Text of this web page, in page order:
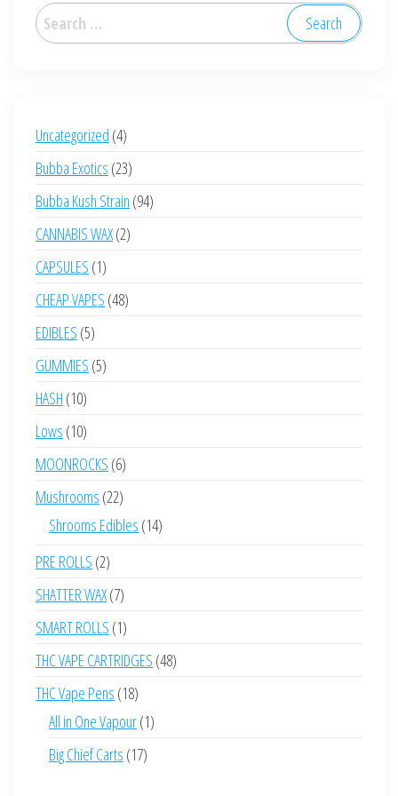
options
may
the
page
Search
for:
Uncategorized 44
products
Bubba Exotics 2323
products
Bubba Kush Strain 9494
CANNABIS WAX 22
CAPSULES 11
product
CHEAP VAPES 4848
EDIBLES 55
products
GUMMIES 55
HASH 1010
products
Lows 1010
products
MOONROCKS 66
products
Mushrooms 2222
products
Shrooms Edibles 1414
PRE ROLLS 22
products
SHATTER WAX 77
products
SMART ROLLS 11
product
THC VAPE CARTRIDGES 4848
THC Vape Pens 1818
products
All in One Vapour 11
Big Chief Carts 1717